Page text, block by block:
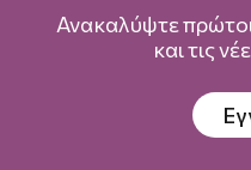
Ανακαλύψτε
και τις